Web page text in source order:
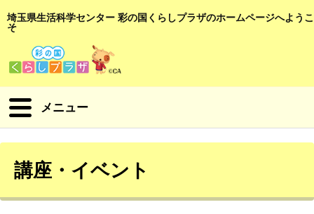
埼玉県生活科学センター 彩の国くらしプラザのホームページへようこ
そ
メニュー
講座・イベント